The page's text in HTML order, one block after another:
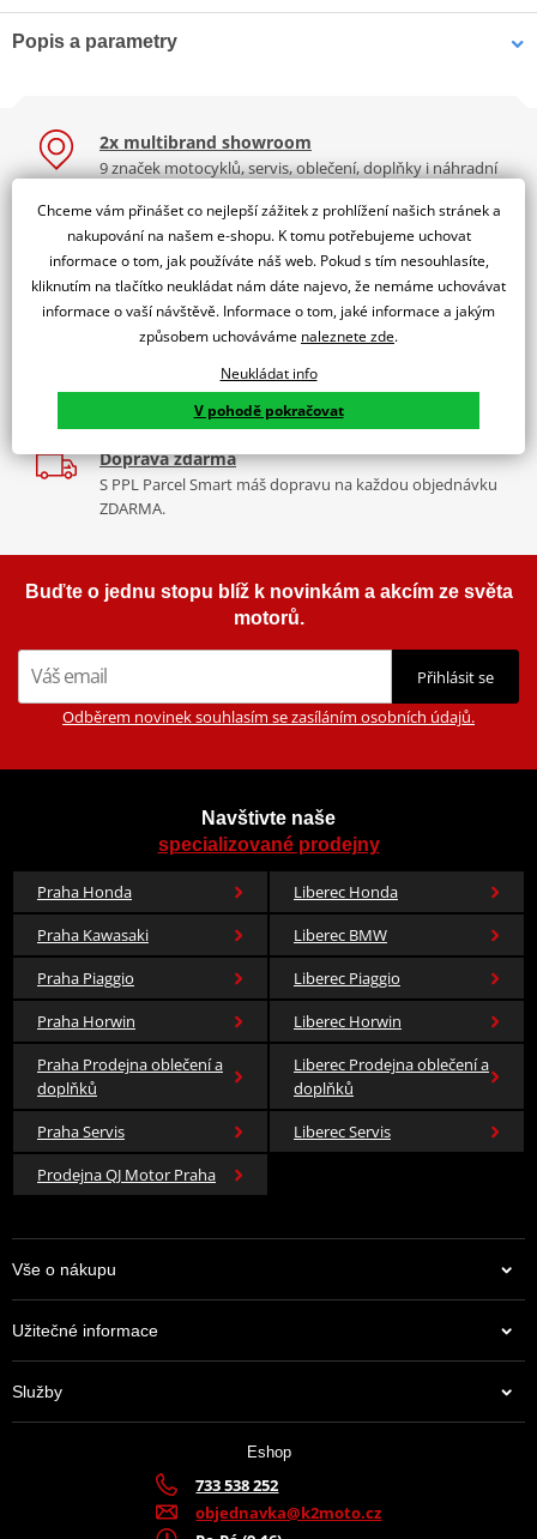
Rezistor blinkru MOTION
189 Kč 289 Kč
Popis a parametry
LENTE FREC.POS.DX-SX F12 ARA
2x multibrand showroom
9 značek motocyklů, servis, oblečení, doplňky i náhradní
Více než 30 let zkušeností
Za řídítky motorek, v servisu i prodeji moto vybavení
Nadstandardní služby
Registrace motorky, předváděcí jízdy zdarma, výměna zboží
K2 Bonus
Výbava? Servis? Sleva? Ty volíš, jakou odměnu chceš!
Doprava zdarma
S PPL Parcel Smart máš dopravu na každou objednávku
ZDARMA.
Buďte o jednu stopu blíž k novinkám a akcím ze světa
motorů.
Přihlásit se
Odběrem novinek souhlasím se zasíláním osobních údajů.
Navštivte naše
specializované prodejny
Praha Honda
Liberec Honda
Praha Kawasaki
Liberec BMW
Praha Piaggio
Liberec Piaggio
Praha Horwin
Liberec Horwin
Praha Prodejna oblečení a
doplňků
Liberec Prodejna oblečení a
doplňků
Praha Servis
Liberec Servis
Prodejna QJ Motor Praha
Vše o nákupu
Užitečné informace
Služby
Eshop
733 538 252
objednavka@k2moto.cz
Chceme vám přinášet co nejlepší zážitek z prohlížení našich stránek a
nakupování na našem e-shopu. K tomu potřebujeme uchovat
informace o tom, jak používáte náš web. Pokud s tím nesouhlasíte,
kliknutím na tlačítko neukládat nám dáte najevo, že nemáme uchovávat
informace o vaší návštěvě. Informace o tom, jaké informace a jakým
způsobem uchováváme naleznete zde.
Neukládat info
V pohodě pokračovat